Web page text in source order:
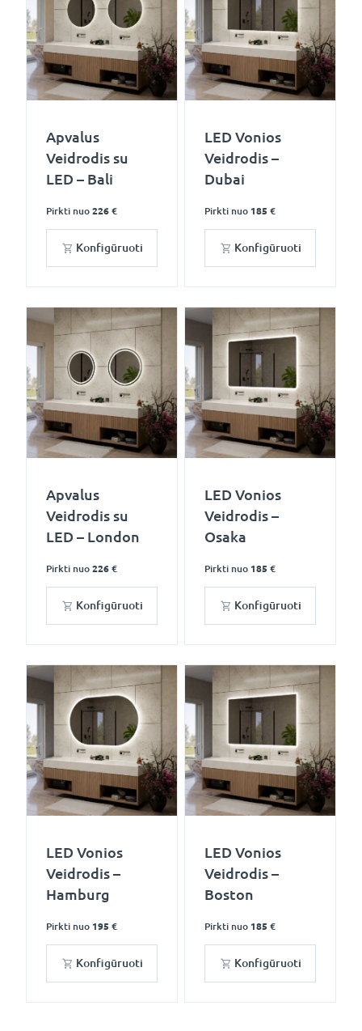
Apvalus
Veidrodis su
LED – Bali
Pirkti nuo 226 €
Konfigūruoti
LED Vonios
Veidrodis –
Dubai
Pirkti nuo 185 €
Konfigūruoti
Apvalus
Veidrodis su
LED – London
Pirkti nuo 226 €
Konfigūruoti
LED Vonios
Veidrodis –
Osaka
Pirkti nuo 185 €
Konfigūruoti
LED Vonios
Veidrodis –
Hamburg
Pirkti nuo 195 €
Konfigūruoti
LED Vonios
Veidrodis –
Boston
Pirkti nuo 185 €
Konfigūruoti